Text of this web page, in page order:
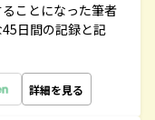
ことになった筆者
日間の記録と記
詳細を見る